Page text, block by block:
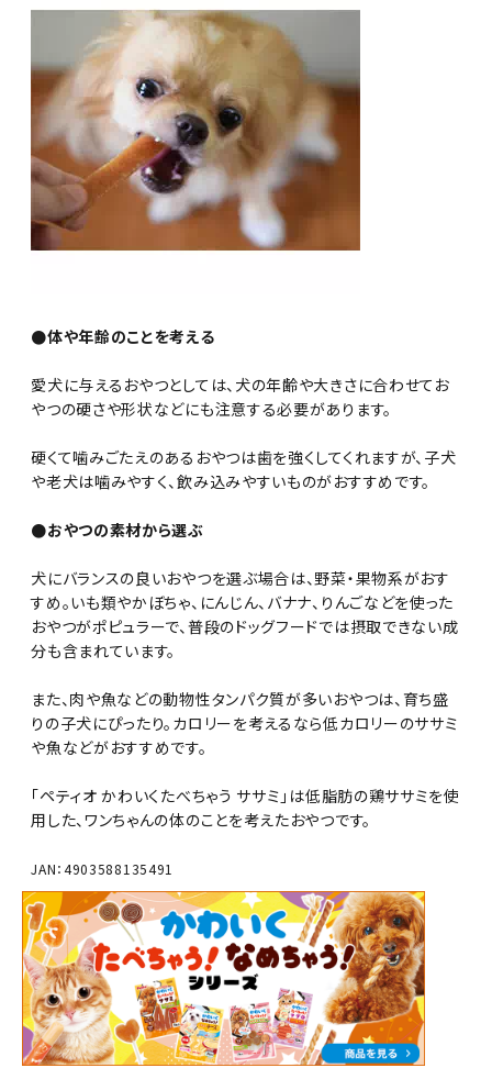
●体や年齢のことを考える
愛犬に与えるおやつとしては、犬の年齢や大きさに合わせてお
やつの硬さや形状などにも注意する必要があります。
硬くて噛みごたえのあるおやつは歯を強くしてくれますが、子犬
や老犬は噛みやすく、飲み込みやすいものがおすすめです。
●おやつの素材から選ぶ
犬にバランスの良いおやつを選ぶ場合は、野菜・果物系がおす
すめ。いも類やかぼちゃ、にんじん、バナナ、りんごなどを使った
おやつがポピュラーで、普段のドッグフードでは摂取できない成
分も含まれています。
また、肉や魚などの動物性タンパク質が多いおやつは、育ち盛
りの子犬にぴったり。カロリーを考えるなら低カロリーのササミ
や魚などがおすすめです。
「ペティオ かわいくたべちゃう ササミ」は低脂肪の鶏ササミを使
用した、ワンちゃんの体のことを考えたおやつです。
JAN：4903588135491